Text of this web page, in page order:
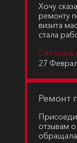
Хочу
ремонту
визита
стала
Светлана
27
Ремонт
отзывам